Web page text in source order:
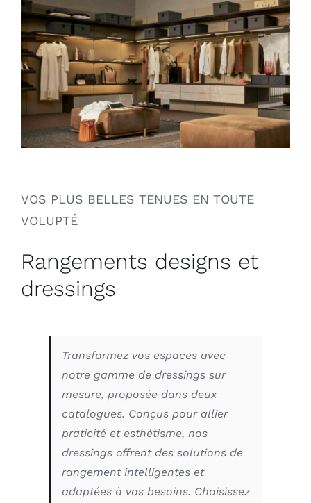
Outdoor
Contact
VOS PLUS BELLES TENUES EN TOUTE
VOLUPTÉ
Rangements designs et
dressings
Transformez vos espaces avec
notre gamme de dressings sur
mesure, proposée dans deux
catalogues. Conçus pour allier
praticité et esthétisme, nos
dressings offrent des solutions de
rangement intelligentes et
adaptées à vos besoins. Choisissez